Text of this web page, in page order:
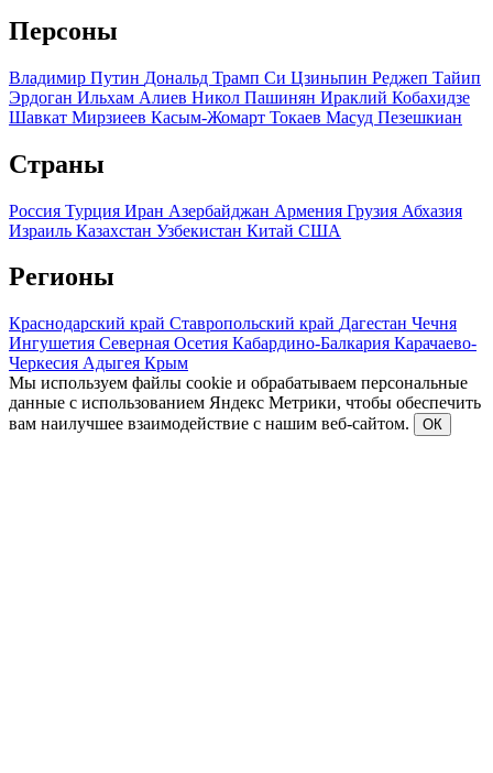
Персоны
Владимир Путин Дональд Трамп Си Цзиньпин Реджеп Тайип
Эрдоган Ильхам Алиев Никол Пашинян Ираклий Кобахидзе
Шавкат Мирзиеев Касым-Жомарт Токаев Масуд Пезешкиан
Страны
Россия Турция Иран Азербайджан Армения Грузия Абхазия
Израиль Казахстан Узбекистан Китай США
Регионы
Краснодарский край Ставропольский край Дагестан Чечня
Ингушетия Северная Осетия Кабардино-Балкария Карачаево-
Черкесия Адыгея Крым
Мы используем файлы cookie и обрабатываем персональные
данные с использованием Яндекс Метрики, чтобы обеспечить
вам наилучшее взаимодействие с нашим веб-сайтом.
ОК